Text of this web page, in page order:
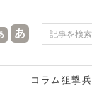
コラム狙撃兵